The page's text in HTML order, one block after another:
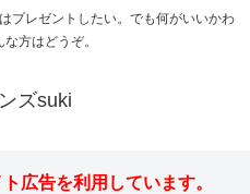
プレゼントしたい。でも何がいいかわ
方はどうぞ。
ズsuki
広告を利用しています。